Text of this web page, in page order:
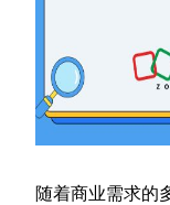
随着商业需求的